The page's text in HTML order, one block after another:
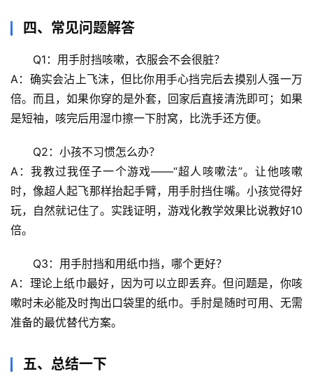
前
沿
驿
站
辟
四、常见问题解答
Q1：用手肘挡咳嗽，衣服会不会很脏？
A：确实会沾上飞沫，但比你用手心挡完后去摸别人强一万
倍。而且，如果你穿的是外套，回家后直接清洗即可；如果
是短袖，咳完后用湿巾擦一下肘窝，比洗手还方便。
Q2：小孩不习惯怎么办？
A：我教过我侄子一个游戏——“超人咳嗽法”。让他咳嗽
时，像超人起飞那样抬起手臂，用手肘挡住嘴。小孩觉得好
玩，自然就记住了。 实践证明，游戏化教学效果比说教好10
倍。
Q3：用手肘挡和用纸巾挡，哪个更好？
A：理论上纸巾最好，因为可以立即丢弃。但问题是，你咳
嗽时未必能及时掏出口袋里的纸巾。手肘是 随时可用、无需
准备的最优替代方案。
五、总结一下